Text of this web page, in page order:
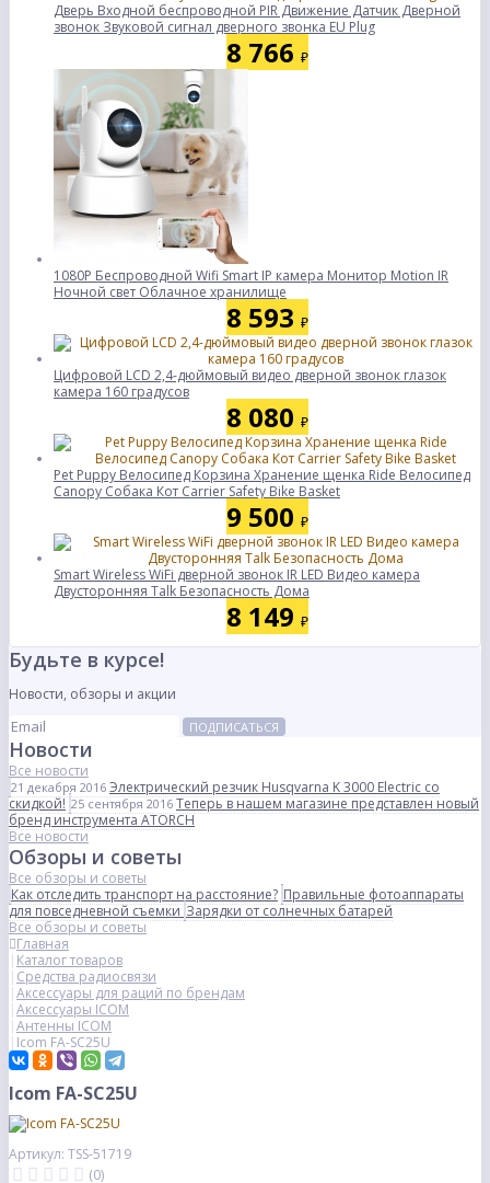
Дверь Входной беспроводной PIR Движение Датчик Дверной
звонок Звуковой сигнал дверного звонка EU Plug
8 766 ₽
1080P Беспроводной Wifi Smart IP камера Монитор Motion IR
Ночной свет Облачное хранилище
8 593 ₽
Цифровой LCD 2,4-дюймовый видео дверной звонок глазок
камера 160 градусов
8 080 ₽
Pet Puppy Велосипед Корзина Хранение щенка Ride Велосипед
Canopy Собака Кот Carrier Safety Bike Basket
9 500 ₽
Smart Wireless WiFi дверной звонок IR LED Видео камера
Двусторонняя Talk Безопасность Дома
8 149 ₽
Будьте в курсе!
Новости, обзоры и акции
ПОДПИСАТЬСЯ
Новости
Все новости
21 декабря 2016 Электрический резчик Husqvarna K 3000 Electric со
скидкой! 25 сентября 2016 Теперь в нашем магазине представлен новый
бренд инструмента ATORCH
Все новости
Обзоры и советы
Все обзоры и советы
Как отследить транспорт на расстояние? Правильные фотоаппараты
для повседневной съемкиЗарядки от солнечных батарей
Все обзоры и советы
Главная
Каталог товаров
Средства радиосвязи
Аксессуары для раций по брендам
Аксессуары ICOM
Антенны ICOM
Icom FA-SC25U
Icom FA-SC25U
Артикул: TSS-51719
(0)